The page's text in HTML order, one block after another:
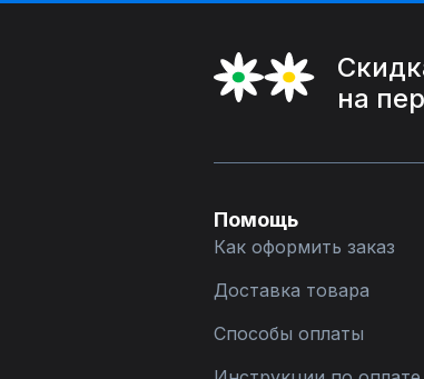
на
Помощь
Как оформить заказ
Доставка товара
Способы оплаты